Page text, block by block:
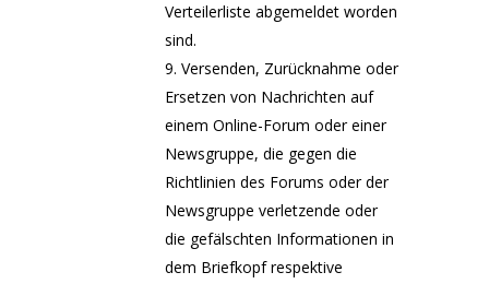
Verteilerliste abgemeldet worden
sind.
Versenden, Zurücknahme oder
Ersetzen von Nachrichten auf
einem Online-Forum oder einer
Newsgruppe, die gegen die
Richtlinien des Forums oder der
Newsgruppe verletzende oder
die gefälschten Informationen in
dem Briefkopf respektive